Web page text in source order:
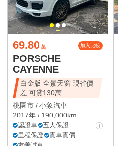
69.80 萬 加入比較
PORSCHE
CAYENNE
白金版 全景天窗 現省價
差 可貸130萬
桃園市 / 小象汽車
2017年 / 190,000km
認證車
五大保證
里程保證
實車實價